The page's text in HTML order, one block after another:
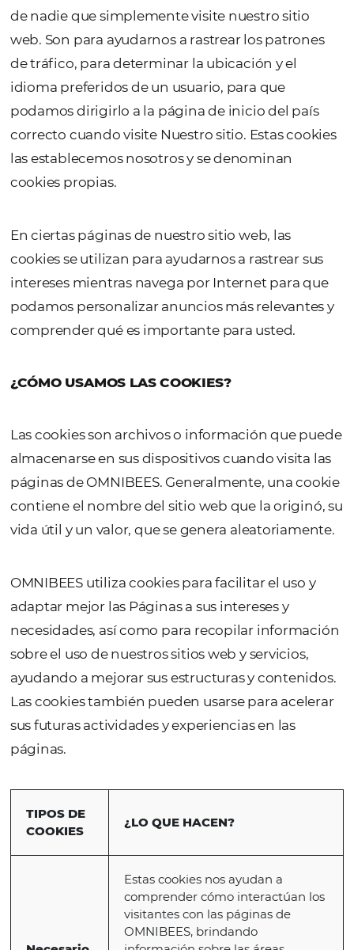
¿QUÉ ES UNA COOKIE?
Una cookie es una tecnología que permite
sitios web almacenen tokens de
‘identificador’) en su navegador, utilizados
únicamente por nuestro sitio web. Las
de nadie que simplemente visite nuestro
web. Son para ayudarnos a rastrear los
de tráfico, para determinar la ubicación y el
idioma preferidos de un usuario, para que
podamos dirigirlo a la página de inicio del
las establecemos nosotros y se denominan
En ciertas páginas de nuestro sitio web, las
cookies se utilizan para ayudarnos a rastrear
intereses mientras navega por Internet
comprender qué es importante para usted.
¿CÓMO USAMOS LAS COOKIES?
Las cookies son archivos o información que
almacenarse en sus dispositivos cuando
vida útil y un valor, que se genera
OMNIBEES utiliza cookies para facilitar el
adaptar mejor las Páginas a sus intereses y